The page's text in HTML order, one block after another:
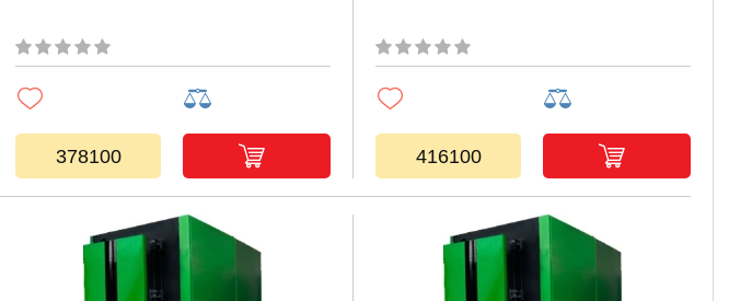
378100 416100